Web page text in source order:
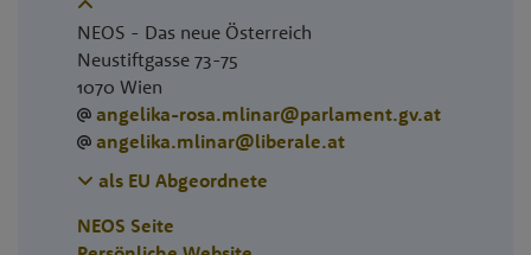
NEOS - Das neue Österreich
Neustiftgasse 73-75
1070 Wien
angelika-rosa.mlinar@parlament.gv.at
angelika.mlinar@liberale.at
als EU Abgeordnete
NEOS Seite